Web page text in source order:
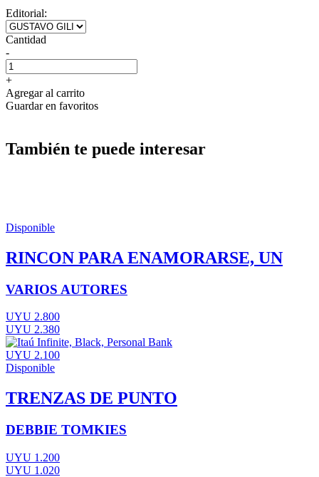
Editorial:
Cantidad
-
+
Agregar al carrito
Guardar en favoritos
También te puede interesar
Disponible
RINCON PARA ENAMORARSE, UN
VARIOS AUTORES
UYU 2.800
UYU 2.380
UYU 2.100
Disponible
TRENZAS DE PUNTO
DEBBIE TOMKIES
UYU 1.200
UYU 1.020